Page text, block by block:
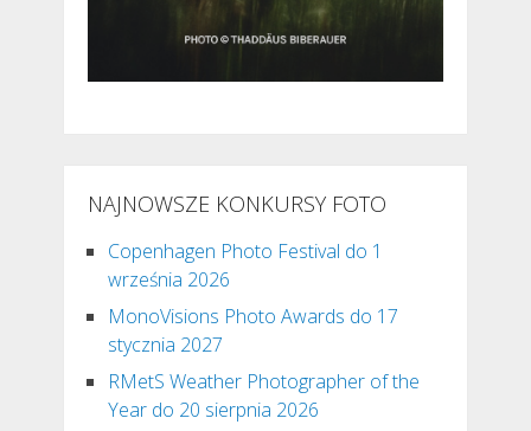
NAJNOWSZE KONKURSY FOTO
Copenhagen Photo Festival do 1
września 2026
MonoVisions Photo Awards do 17
stycznia 2027
RMetS Weather Photographer of the
Year do 20 sierpnia 2026